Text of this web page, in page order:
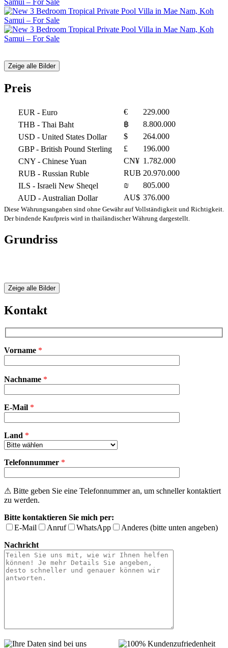
Zeige alle Bilder
Preis
EUR - Euro €
229.000
THB - Thai Baht ฿
8.800.000
USD - United States Dollar $
264.000
GBP- British Pound Sterling £
196.000
CNY - Chinese Yuan CN¥ 1.782.000
RUB - Russian Ruble RUB 20.970.000
ILS - Israeli New Sheqel ₪
805.000
AUD - Australian Dollar AU$ 376.000
Diese Währungsangaben sind ohne Gewähr auf Vollständigkeit und Richtigkeit.
Der bindende Kaufpreis wird in thailändischer Währung dargestellt.
Grundriss
Zeige alle Bilder
Kontakt
Vorname *
lasse
leer.
Nachname *
E-Mail *
Land *
Telefonnummer *
⚠ Bitte geben Sie eine Telefonnummer an, um schneller kontaktiert
zu werden.
Bitte kontaktieren Sie mich per:
E-Mail
Anruf WhatsApp
Anderes (bitte unten angeben)
Nachricht